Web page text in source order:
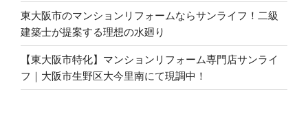
東大阪市のマンションリフォームならサンライフ！二級
建築士が提案する理想の水廻り
【東大阪市特化】マンションリフォーム専門店サンライ
フ｜大阪市生野区大今里南にて現調中！